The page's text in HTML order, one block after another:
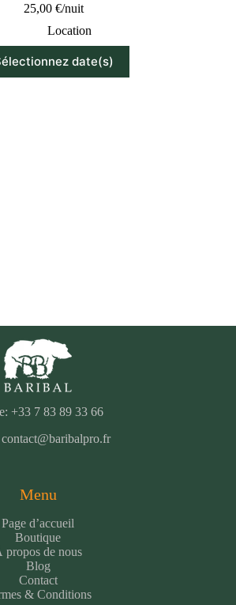
25,00€/nuit
Location
date(s)
+33 7 83 89 33 66
Menu
Page d’accueil
Boutique
propos de nous
Blog
Contact
& Conditions